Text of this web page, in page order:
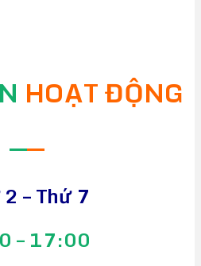
HOẠT ĐỘNG
——
– Thứ 7
– 17:00